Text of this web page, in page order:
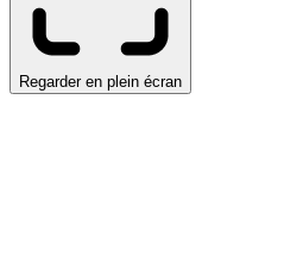
Regarder en plein écran